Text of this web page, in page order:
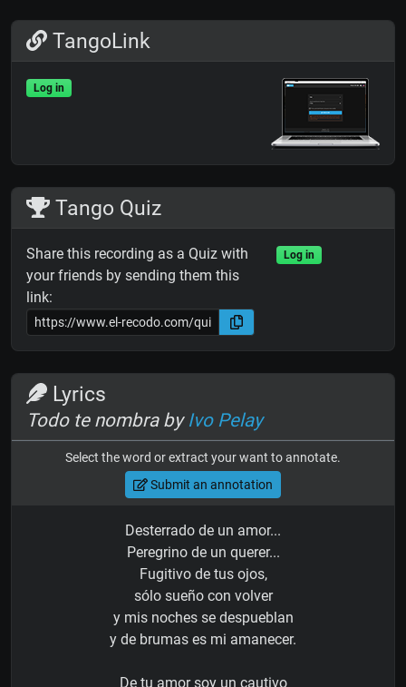
TangoLink
Log in
Tango Quiz
Share this recording as a Quiz with
your friends by sending them this
link:
Log in
Lyrics
Todo te nombra by Ivo Pelay
Select the word or extract your want to annotate.
Submit an annotation
Desterrado de un amor...
Peregrino de un querer...
Fugitivo de tus ojos,
sólo sueño con volver
y mis noches se despueblan
y de brumas es mi amanecer.
De tu amor soy un cautivo